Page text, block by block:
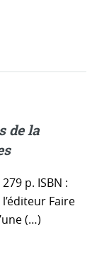
de la
p. ISBN :
Faire
(…)